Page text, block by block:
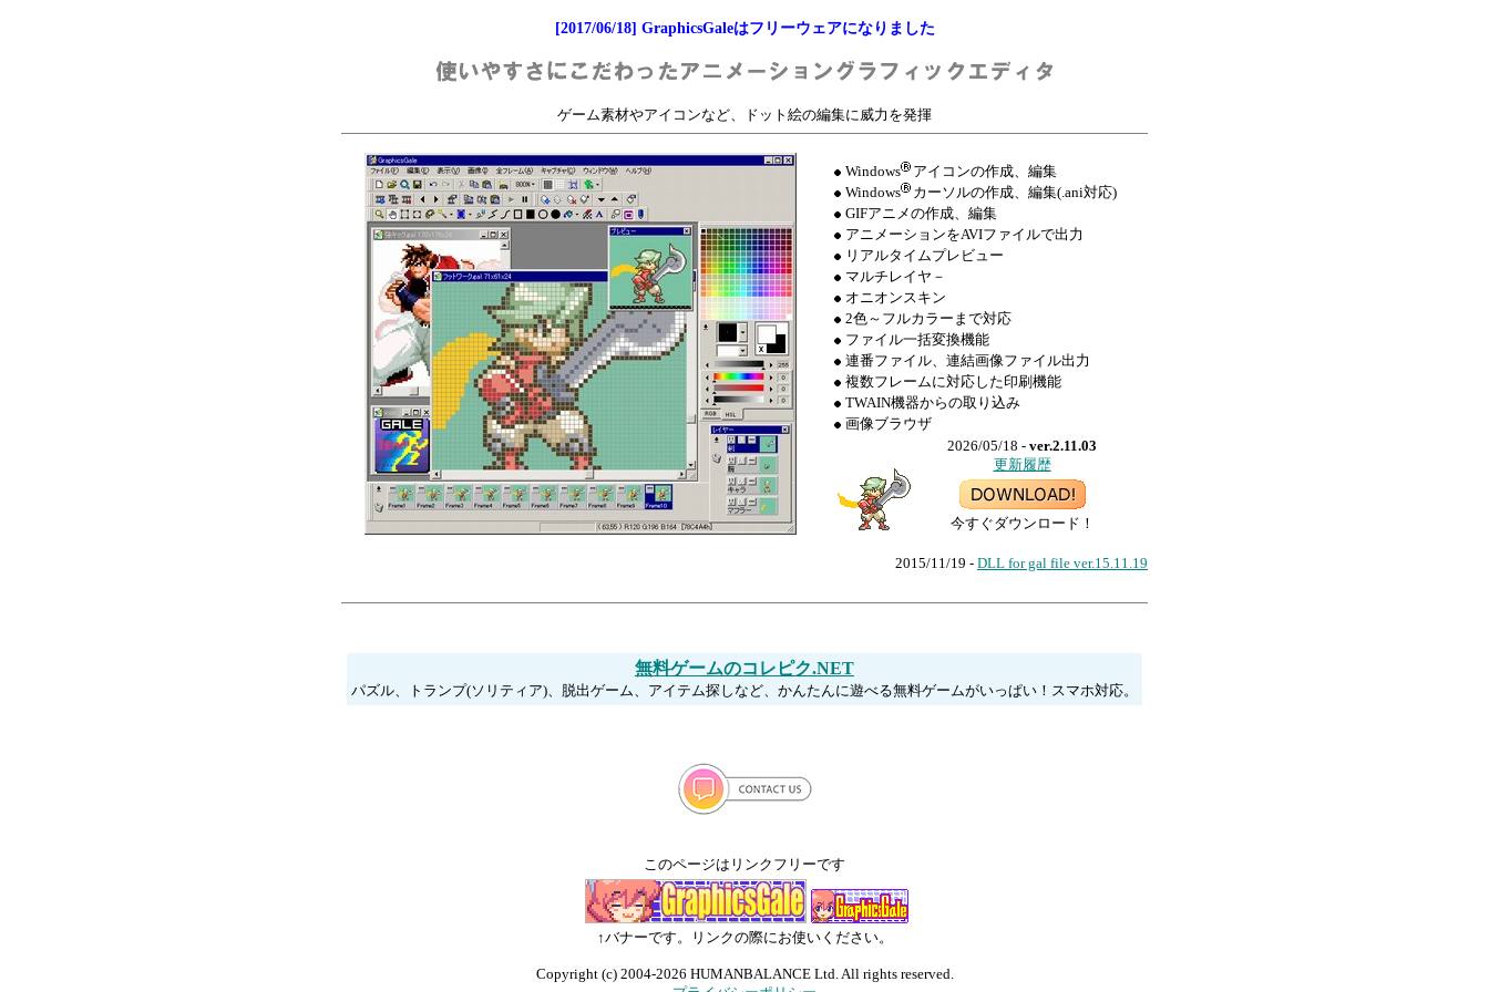
[2017/06/18] GraphicsGaleはフリーウェアになりました
ゲーム素材やアイコンなど、ドット絵の編集に威力を発揮
Windows
アイコンの作成、編集
Windows
カーソルの作成、編集(.ani対応)
GIFアニメの作成、編集
アニメーションをAVIファイルで出力
リアルタイムプレビュー
マルチレイヤ－
オニオンスキン
2色～フルカラーまで対応
ファイル一括変換機能
連番ファイル、連結画像ファイル出力
複数フレームに対応した印刷機能
TWAIN機器からの取り込み
画像ブラウザ
2026/05/18 - ver.2.11.03
更新履歴
今すぐダウンロード！
2015/11/19 - DLL for gal file ver.15.11.19
無料ゲームのコレピク.NET
パズル、トランプ(ソリティア)、脱出ゲーム、アイテム探しなど、かんたんに遊べる無料ゲームがいっぱい！スマホ対応。
このページはリンクフリーです
↑バナーです。リンクの際にお使いください。
Copyright (c) 2004-2026 HUMANBALANCE Ltd. All rights reserved.